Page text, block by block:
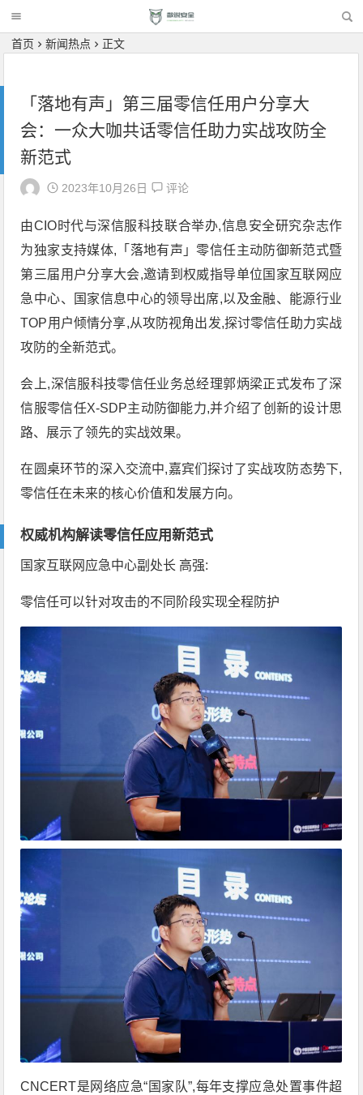
首页 新闻热点 正文
「落地有声」第三届零信任用户分享大
会：一众大咖共话零信任助力实战攻防全
新范式
2023年10月26日 评论
由CIO时代与深信服科技联合举办,信息安全研究杂志作
为独家支持媒体,「落地有声」零信任主动防御新范式暨
第三届用户分享大会,邀请到权威指导单位国家互联网应
急中心、国家信息中心的领导出席,以及金融、能源行业
TOP用户倾情分享,从攻防视角出发,探讨零信任助力实战
攻防的全新范式。
会上,深信服科技零信任业务总经理郭炳梁正式发布了深
信服零信任X-SDP主动防御能力,并介绍了创新的设计思
路、展示了领先的实战效果。
在圆桌环节的深入交流中,嘉宾们探讨了实战攻防态势下,
零信任在未来的核心价值和发展方向。
权威机构解读零信任应用新范式
国家互联网应急中心副处长 高强:
零信任可以针对攻击的不同阶段实现全程防护
CNCERT是网络应急“国家队”,每年支撑应急处置事件超